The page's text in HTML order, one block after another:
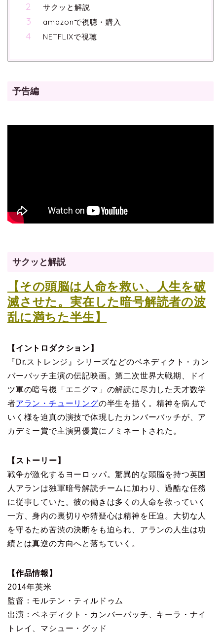
サクッと解説
amazonで視聴・購入
NETFLIXで視聴
予告編
サクッと解説
【その頭脳は人命を救い、人生を破
滅させた。実在した暗号解読者の波
乱に満ちた半生】
【イントロダクション】
『Dr.ストレンジ』シリーズなどのベネディクト・カン
バーバッチ主演の伝記映画。第二次世界大戦期、ドイ
ツ軍の暗号機「エニグマ」の解読に尽力した天才数学
者アラン・チューリングの半生を描く。精神を病んで
いく様を迫真の演技で体現したカンバーバッチが、ア
カデミー賞で主演男優賞にノミネートされた。
【ストーリー】
戦争が激化するヨーロッパ。驚異的な頭脳を持つ英国
人アランは独軍暗号解読チームに加わり、過酷な任務
に従事していた。彼の働きは多くの人命を救っていく
一方、身内の裏切りや猜疑心は精神を圧迫。大切な人
を守るため苦渋の決断をも迫られ、アランの人生は功
績とは真逆の方向へと落ちていく。
【作品情報】
2014年英米
監督：モルテン・ティルドゥム
出演：ベネディクト・カンバーバッチ、キーラ・ナイ
トレイ、マシュー・グッド